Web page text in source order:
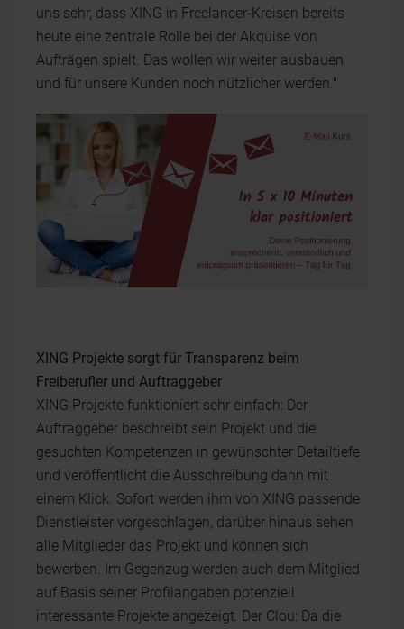
uns sehr, dass XING in Freelancer-Kreisen bereits
heute eine zentrale Rolle bei der Akquise von
Aufträgen spielt. Das wollen wir weiter ausbauen
und für unsere Kunden noch nützlicher werden."
XING Projekte sorgt für Transparenz beim
Freiberufler und Auftraggeber
XING Projekte funktioniert sehr einfach: Der
Auftraggeber beschreibt sein Projekt und die
gesuchten Kompetenzen in gewünschter Detailtiefe
und veröffentlicht die Ausschreibung dann mit
einem Klick. Sofort werden ihm von XING passende
Dienstleister vorgeschlagen, darüber hinaus sehen
alle Mitglieder das Projekt und können sich
bewerben. Im Gegenzug werden auch dem Mitglied
auf Basis seiner Profilangaben potenziell
interessante Projekte angezeigt. Der Clou: Da die